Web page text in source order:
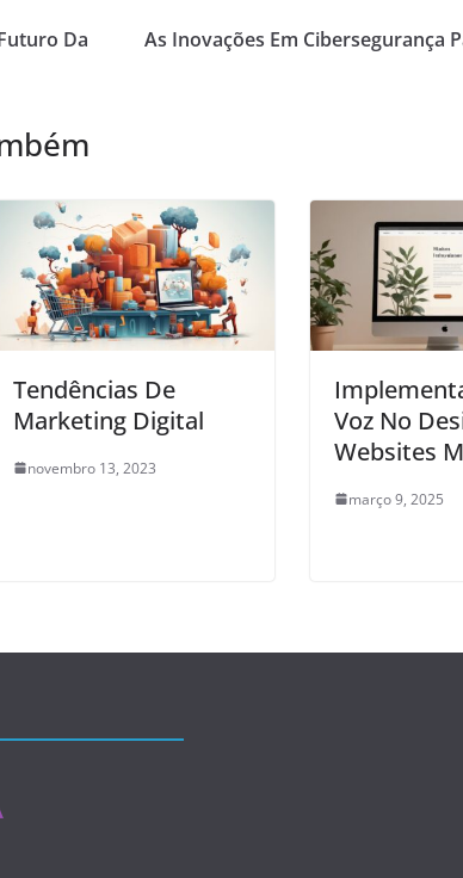
Da
As Inovações Em Cibersegurança
Tendências De
Marketing Digital
novembro 13, 2023
Voz No
Websites
março 9, 2025